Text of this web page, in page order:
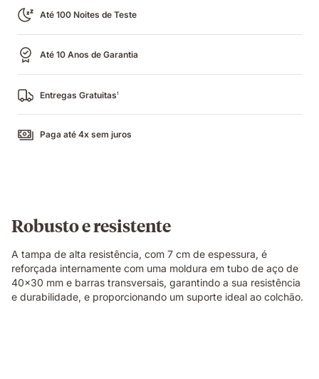
Até 100 Noites de Teste
Até 10 Anos de Garantia
Entregas Gratuitas1
Paga até 4x sem juros
Robusto e resistente
A tampa de alta resistência, com 7 cm de espessura, é
reforçada internamente com uma moldura em tubo de aço de
40x30 mm e barras transversais, garantindo a sua resistência
e durabilidade, e proporcionando um suporte ideal ao colchão.